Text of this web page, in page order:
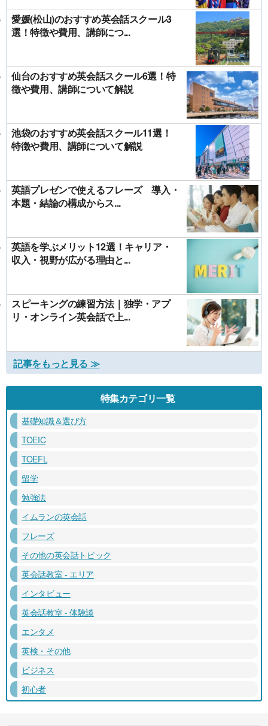
愛媛(松山)のおすすめ英会話スクール3
選！特徴や費用、講師につ...
仙台のおすすめ英会話スクール6選！特
徴や費用、講師について解説
池袋のおすすめ英会話スクール11選！
特徴や費用、講師について解説
英語プレゼンで使えるフレーズ 導入・
本題・結論の構成からス...
英語を学ぶメリット12選！キャリア・
収入・視野が広がる理由と...
スピーキングの練習方法｜独学・アプ
リ・オンライン英会話で上...
記事をもっと見る ≫
特集カテゴリ一覧
基礎知識＆選び方
TOEIC
TOEFL
留学
勉強法
イムランの英会話
フレーズ
その他の英会話トピック
英会話教室 - エリア
インタビュー
英会話教室 - 体験談
エンタメ
英検・その他
ビジネス
初心者